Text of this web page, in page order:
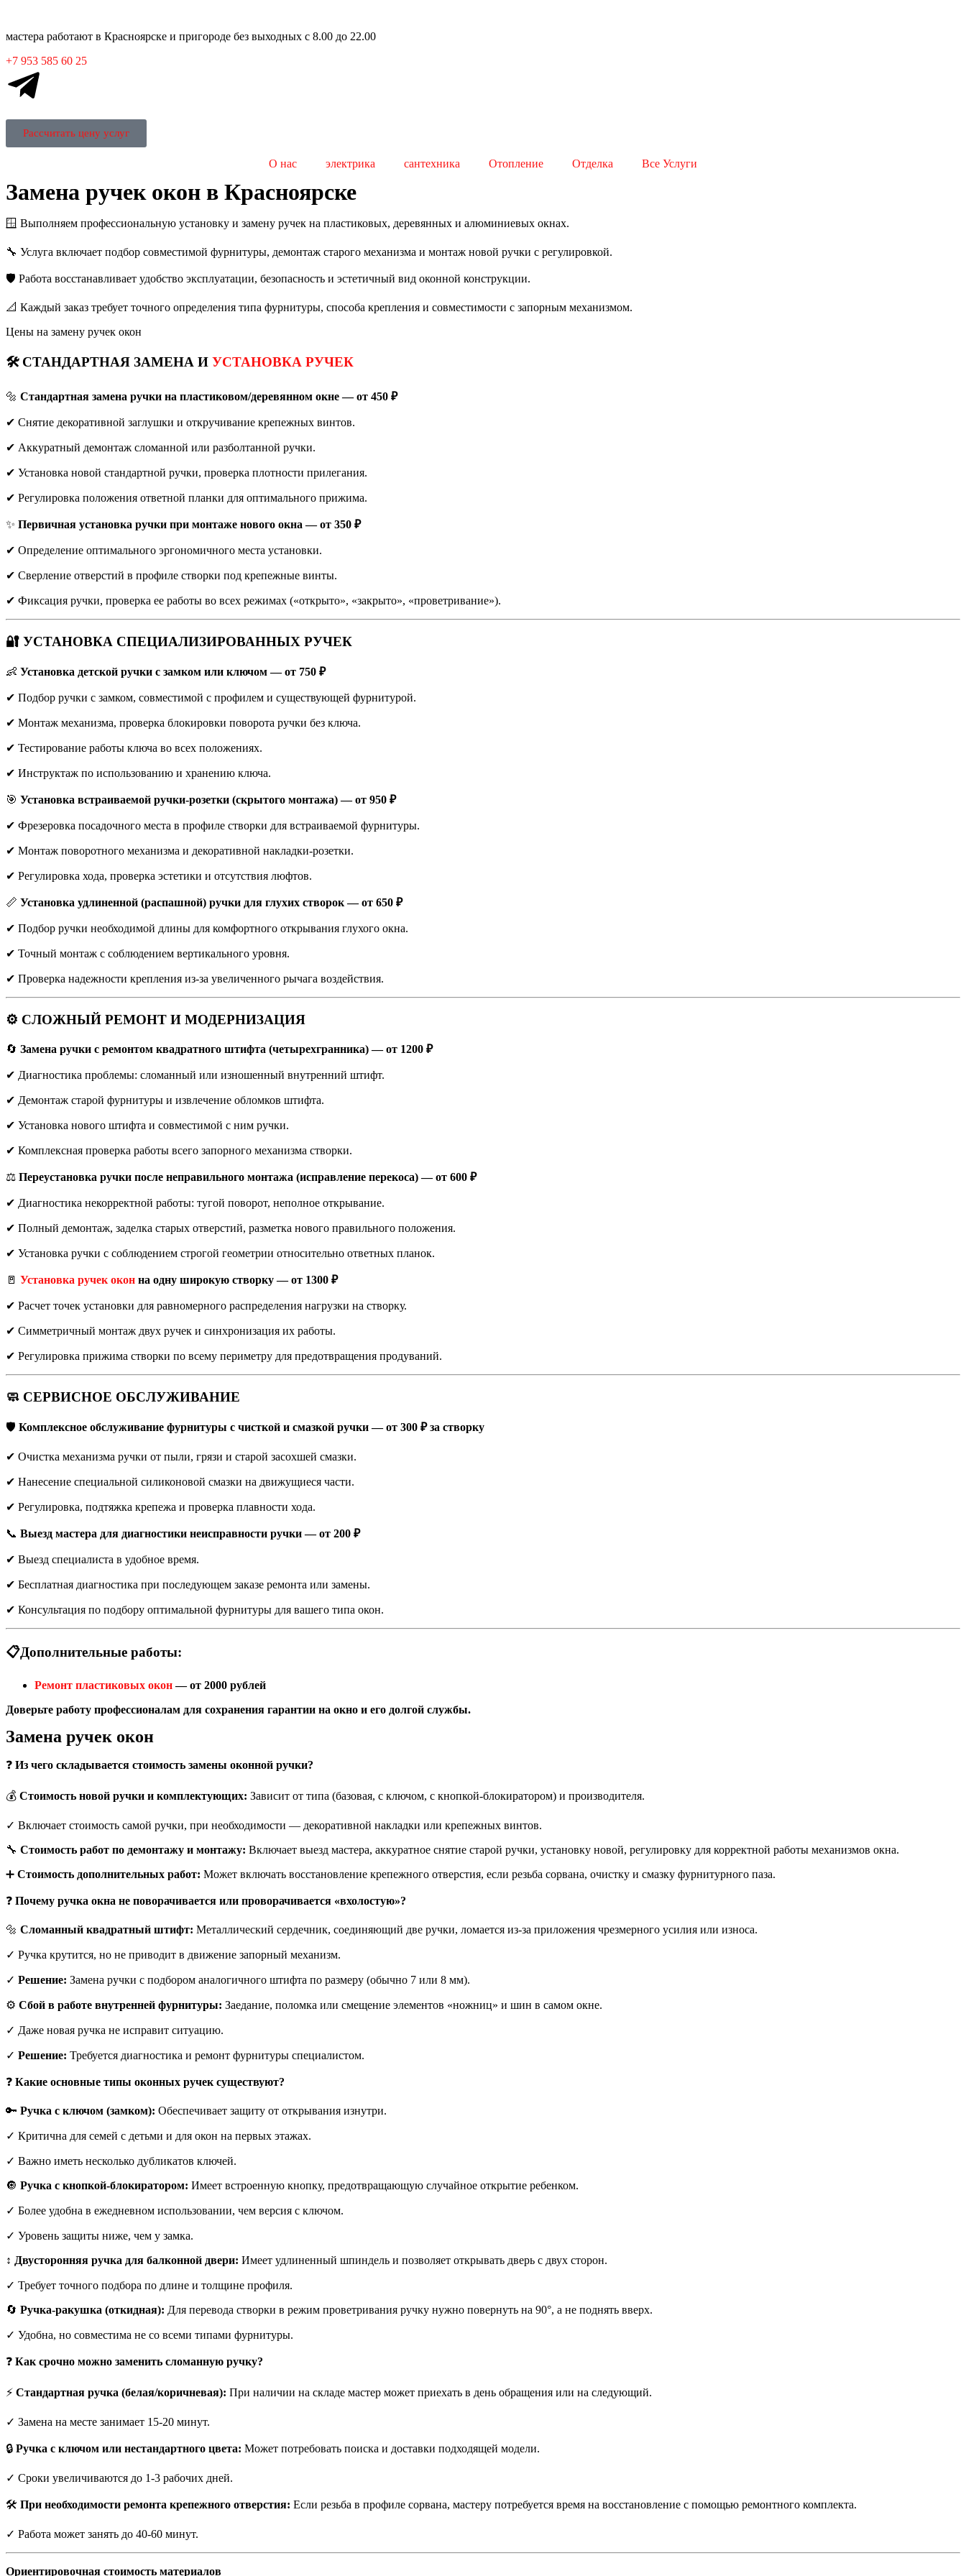
мастера работают в Красноярске и пригороде без выходных с 8.00 до 22.00
+7 953 585 60 25
Рассчитать цену услуг
О нас электрика сантехника Отопление Отделка Все Услуги
Замена ручек окон в Красноярске
🪟 Выполняем профессиональную установку и замену ручек на пластиковых, деревянных и алюминиевых окнах.
🔧 Услуга включает подбор совместимой фурнитуры, демонтаж старого механизма и монтаж новой ручки с регулировкой.
🛡️ Работа восстанавливает удобство эксплуатации, безопасность и эстетичный вид оконной конструкции.
📐 Каждый заказ требует точного определения типа фурнитуры, способа крепления и совместимости с запорным механизмом.
Цены на замену ручек окон
🛠️ СТАНДАРТНАЯ ЗАМЕНА И УСТАНОВКА РУЧЕК
🔩 Стандартная замена ручки на пластиковом/деревянном окне — от 450 ₽
✔ Снятие декоративной заглушки и откручивание крепежных винтов.
✔ Аккуратный демонтаж сломанной или разболтанной ручки.
✔ Установка новой стандартной ручки, проверка плотности прилегания.
✔ Регулировка положения ответной планки для оптимального прижима.
✨ Первичная установка ручки при монтаже нового окна — от 350 ₽
✔ Определение оптимального эргономичного места установки.
✔ Сверление отверстий в профиле створки под крепежные винты.
✔ Фиксация ручки, проверка ее работы во всех режимах («открыто», «закрыто», «проветривание»).
🔐 УСТАНОВКА СПЕЦИАЛИЗИРОВАННЫХ РУЧЕК
👶 Установка детской ручки с замком или ключом — от 750 ₽
✔ Подбор ручки с замком, совместимой с профилем и существующей фурнитурой.
✔ Монтаж механизма, проверка блокировки поворота ручки без ключа.
✔ Тестирование работы ключа во всех положениях.
✔ Инструктаж по использованию и хранению ключа.
🎯 Установка встраиваемой ручки-розетки (скрытого монтажа) — от 950 ₽
✔ Фрезеровка посадочного места в профиле створки для встраиваемой фурнитуры.
✔ Монтаж поворотного механизма и декоративной накладки-розетки.
✔ Регулировка хода, проверка эстетики и отсутствия люфтов.
📏 Установка удлиненной (распашной) ручки для глухих створок — от 650 ₽
✔ Подбор ручки необходимой длины для комфортного открывания глухого окна.
✔ Точный монтаж с соблюдением вертикального уровня.
✔ Проверка надежности крепления из-за увеличенного рычага воздействия.
⚙️ СЛОЖНЫЙ РЕМОНТ И МОДЕРНИЗАЦИЯ
🔄 Замена ручки с ремонтом квадратного штифта (четырехгранника) — от 1200 ₽
✔ Диагностика проблемы: сломанный или изношенный внутренний штифт.
✔ Демонтаж старой фурнитуры и извлечение обломков штифта.
✔ Установка нового штифта и совместимой с ним ручки.
✔ Комплексная проверка работы всего запорного механизма створки.
⚖️ Переустановка ручки после неправильного монтажа (исправление перекоса) — от 600 ₽
✔ Диагностика некорректной работы: тугой поворот, неполное открывание.
✔ Полный демонтаж, заделка старых отверстий, разметка нового правильного положения.
✔ Установка ручки с соблюдением строгой геометрии относительно ответных планок.
🚪 Установка ручек окон на одну широкую створку — от 1300 ₽
✔ Расчет точек установки для равномерного распределения нагрузки на створку.
✔ Симметричный монтаж двух ручек и синхронизация их работы.
✔ Регулировка прижима створки по всему периметру для предотвращения продуваний.
🧼 СЕРВИСНОЕ ОБСЛУЖИВАНИЕ
🛡️ Комплексное обслуживание фурнитуры с чисткой и смазкой ручки — от 300 ₽ за створку
✔ Очистка механизма ручки от пыли, грязи и старой засохшей смазки.
✔ Нанесение специальной силиконовой смазки на движущиеся части.
✔ Регулировка, подтяжка крепежа и проверка плавности хода.
📞 Выезд мастера для диагностики неисправности ручки — от 200 ₽
✔ Выезд специалиста в удобное время.
✔ Бесплатная диагностика при последующем заказе ремонта или замены.
✔ Консультация по подбору оптимальной фурнитуры для вашего типа окон.
📋Дополнительные работы:
Ремонт пластиковых окон— от 2000 рублей
Доверьте работу профессионалам для сохранения гарантии на окно и его долгой службы.
Замена ручек окон
❓ Из чего складывается стоимость замены оконной ручки?
💰 Стоимость новой ручки и комплектующих: Зависит от типа (базовая, с ключом, с кнопкой-блокиратором) и производителя.
✓ Включает стоимость самой ручки, при необходимости — декоративной накладки или крепежных винтов.
🔧 Стоимость работ по демонтажу и монтажу: Включает выезд мастера, аккуратное снятие старой ручки, установку новой, регулировку для корректной работы механизмов окна.
➕ Стоимость дополнительных работ: Может включать восстановление крепежного отверстия, если резьба сорвана, очистку и смазку фурнитурного паза.
❓ Почему ручка окна не поворачивается или проворачивается «вхолостую»?
🔩 Сломанный квадратный штифт: Металлический сердечник, соединяющий две ручки, ломается из-за приложения чрезмерного усилия или износа.
✓ Ручка крутится, но не приводит в движение запорный механизм.
✓ Решение: Замена ручки с подбором аналогичного штифта по размеру (обычно 7 или 8 мм).
⚙️ Сбой в работе внутренней фурнитуры: Заедание, поломка или смещение элементов «ножниц» и шин в самом окне.
✓ Даже новая ручка не исправит ситуацию.
✓ Решение: Требуется диагностика и ремонт фурнитуры специалистом.
❓ Какие основные типы оконных ручек существуют?
🔑 Ручка с ключом (замком): Обеспечивает защиту от открывания изнутри.
✓ Критична для семей с детьми и для окон на первых этажах.
✓ Важно иметь несколько дубликатов ключей.
🔘 Ручка с кнопкой-блокиратором: Имеет встроенную кнопку, предотвращающую случайное открытие ребенком.
✓ Более удобна в ежедневном использовании, чем версия с ключом.
✓ Уровень защиты ниже, чем у замка.
↕️ Двусторонняя ручка для балконной двери: Имеет удлиненный шпиндель и позволяет открывать дверь с двух сторон.
✓ Требует точного подбора по длине и толщине профиля.
🔄 Ручка-ракушка (откидная): Для перевода створки в режим проветривания ручку нужно повернуть на 90°, а не поднять вверх.
✓ Удобна, но совместима не со всеми типами фурнитуры.
❓ Как срочно можно заменить сломанную ручку?
⚡ Стандартная ручка (белая/коричневая): При наличии на складе мастер может приехать в день обращения или на следующий.
✓ Замена на месте занимает 15-20 минут.
🔒 Ручка с ключом или нестандартного цвета: Может потребовать поиска и доставки подходящей модели.
✓ Сроки увеличиваются до 1-3 рабочих дней.
🛠️ При необходимости ремонта крепежного отверстия: Если резьба в профиле сорвана, мастеру потребуется время на восстановление с помощью ремонтного комплекта.
✓ Работа может занять до 40-60 минут.
Ориентировочная стоимость материалов